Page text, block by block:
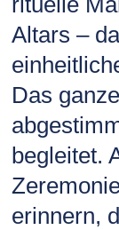
Altars –
Das
begleitet.
erinnern,